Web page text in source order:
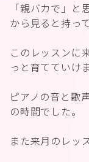
「親バカで」
から見ると持っ
このレッスンに
っと育てていけま
ピアノの音と歌
の時間でした。
また来月のレッ